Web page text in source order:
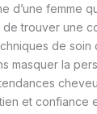
d’une femme
de trouver une
de soin
masquer la
et confiance